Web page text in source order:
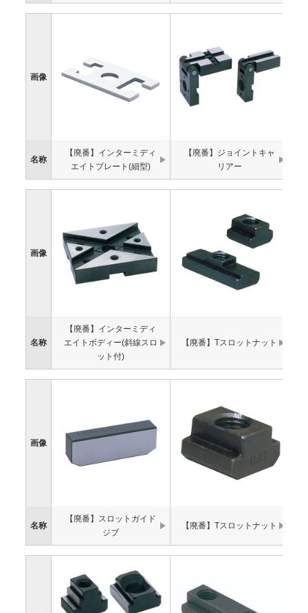
画像
名称
【廃番】インターミディ
エイトプレート(細型)
【廃番】ジョイントキャ
リアー
画像
名称
【廃番】インターミディ
エイトボディー(斜線スロ
ット付)
【廃番】Tスロットナット
画像
名称
【廃番】スロットガイド
ジブ
【廃番】Tスロットナット